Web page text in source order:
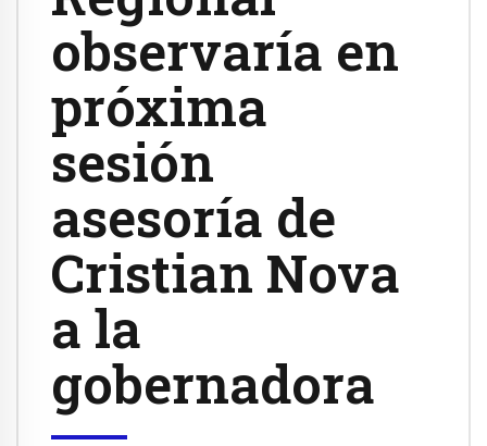
observaría en
próxima
sesión
asesoría de
Cristian Nova
a la
gobernadora